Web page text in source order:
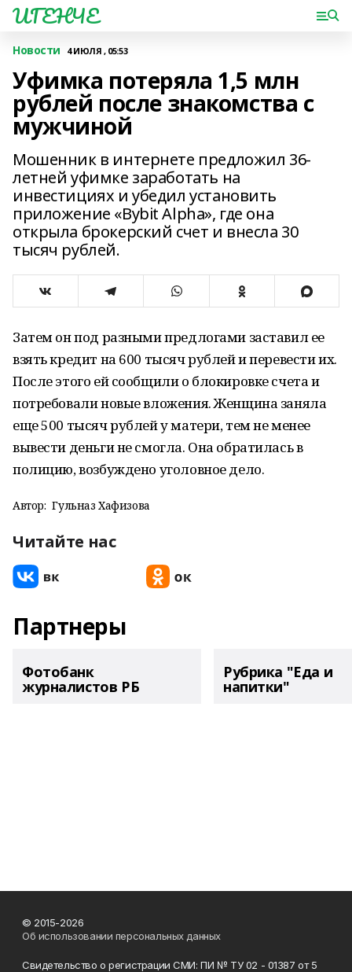
ИГЕНЧЕ
Новости 4 ИЮЛЯ , 05:53
Уфимка потеряла 1,5 млн
рублей после знакомства с
мужчиной
Мошенник в интернете предложил 36-
летней уфимке заработать на
инвестициях и убедил установить
приложение «Bybit Alpha», где она
открыла брокерский счет и внесла 30
тысяч рублей.
Затем он под разными предлогами заставил ее
взять кредит на 600 тысяч рублей и перевести их.
После этого ей сообщили о блокировке счета и
потребовали новые вложения. Женщина заняла
еще 500 тысяч рублей у матери, тем не менее
вывести деньги не смогла. Она обратилась в
полицию, возбуждено уголовное дело.
Автор: Гульназ Хафизова
Читайте нас
Партнеры
Фотобанк
журналистов РБ
Рубрика "Еда и
напитки"
© 2015-2026
Об использовании персональных данных
Свидетельство о регистрации СМИ: ПИ № ТУ 02 - 01387 от 5